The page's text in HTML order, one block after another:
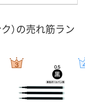
）の売れ筋ラン